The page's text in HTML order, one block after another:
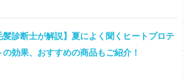
髪診断士が解説】夏によく聞くヒートプロテ
の効果、おすすめの商品もご紹介！